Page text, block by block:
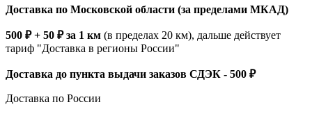
Доставка по Московской области (за пределами МКАД)
500 ₽ + 50 ₽ за 1 км (в пределах 20 км), дальше действует
тариф "Доставка в регионы России"
Доставка до пункта выдачи заказов СДЭК - 500 ₽
Доставка по России